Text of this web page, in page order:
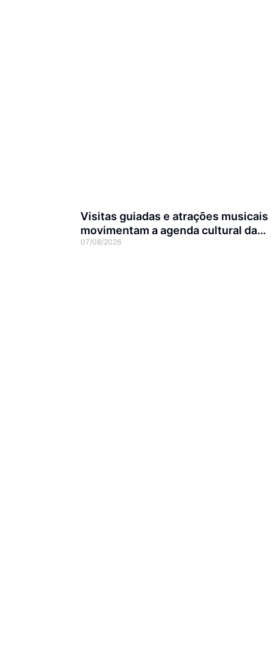
Visitas guiadas e atrações musicais
movimentam a agenda cultural da
semana em Joinville
07/08/2026